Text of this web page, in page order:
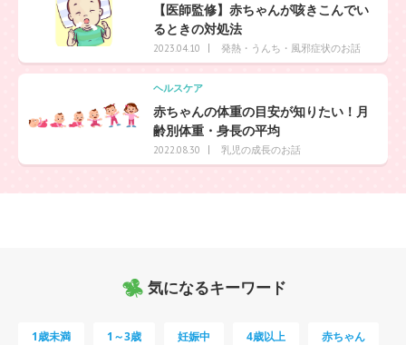
【医師監修】赤ちゃんが咳きこんでい
るときの対処法
2023.04.10 発熱・うんち・風邪症状のお話
ヘルスケア
赤ちゃんの体重の目安が知りたい！月
齢別体重・身長の平均
2022.08.30 乳児の成長のお話
気になるキーワード
1歳未満 1～3歳 妊娠中 4歳以上 赤ちゃん